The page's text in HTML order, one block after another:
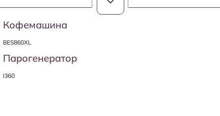
Кофемашина
BES860XL
Парогенератор
I360